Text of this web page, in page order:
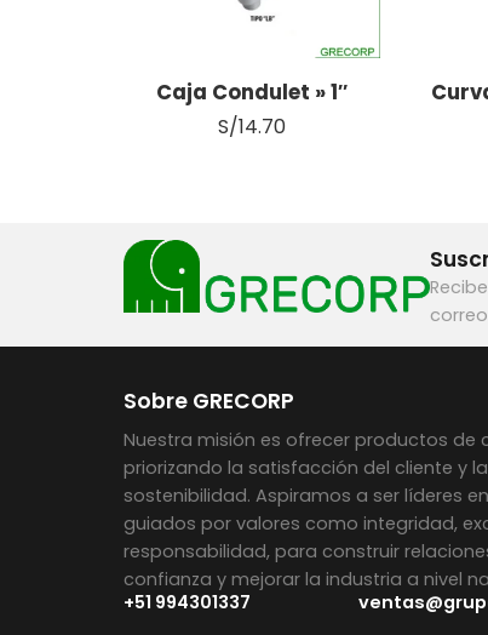
Caja Condulet » 1″
S/14.70
Sobre GRECORP
Nuestra misión es ofrecer productos de
priorizando la satisfacción del cliente y la
sostenibilidad. Aspiramos a ser líderes
guiados por valores como integridad,
responsabilidad, para construir
confianza y mejorar la industria a nivel
+51 994301337